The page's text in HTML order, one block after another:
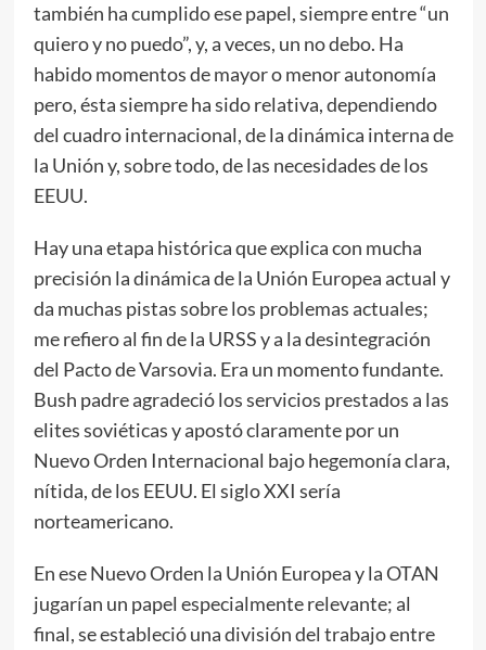
también ha cumplido ese papel, siempre entre “un
quiero y no puedo”, y, a veces, un no debo. Ha
habido momentos de mayor o menor autonomía
pero, ésta siempre ha sido relativa, dependiendo
del cuadro internacional, de la dinámica interna de
la Unión y, sobre todo, de las necesidades de los
EEUU.
Hay una etapa histórica que explica con mucha
precisión la dinámica de la Unión Europea actual y
da muchas pistas sobre los problemas actuales;
me refiero al fin de la URSS y a la desintegración
del Pacto de Varsovia. Era un momento fundante.
Bush padre agradeció los servicios prestados a las
elites soviéticas y apostó claramente por un
Nuevo Orden Internacional bajo hegemonía clara,
nítida, de los EEUU. El siglo XXI sería
norteamericano.
En ese Nuevo Orden la Unión Europea y la OTAN
jugarían un papel especialmente relevante; al
final, se estableció una división del trabajo entre